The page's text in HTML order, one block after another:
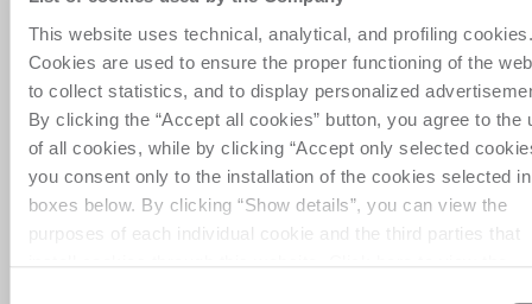
This website uses technical, analytical, and profiling cookies.
Cookies are used to ensure the proper functioning of the
to collect statistics, and to display personalized
By clicking the “Accept all cookies” button, you agree to the
of all cookies, while by clicking “Accept only selected
you consent only to the installation of the cookies selected
boxes below. By clicking “Show details”, you can view the
purposes of each individual cookie and the third parties that
Jahr
5. Okt.
BIESSE PARTICIPATES ITALIAN
EXCELLENCES MID CORPORATE
CONFERENCE 2023 ORGANIZED